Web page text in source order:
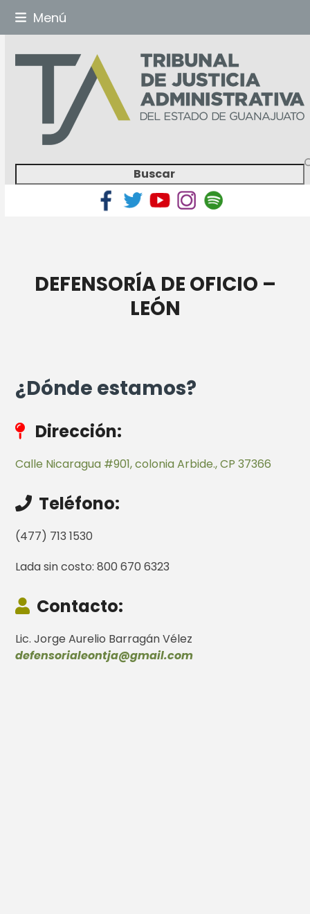
Menú
DEFENSORÍA DE OFICIO –
LEÓN
¿Dónde estamos?
Dirección:
Calle Nicaragua #901, colonia Arbide., CP 37366
Teléfono:
(477) 713 1530
Lada sin costo: 800 670 6323
Contacto:
Lic. Jorge Aurelio Barragán Vélez
defensorialeontja@gmail.com